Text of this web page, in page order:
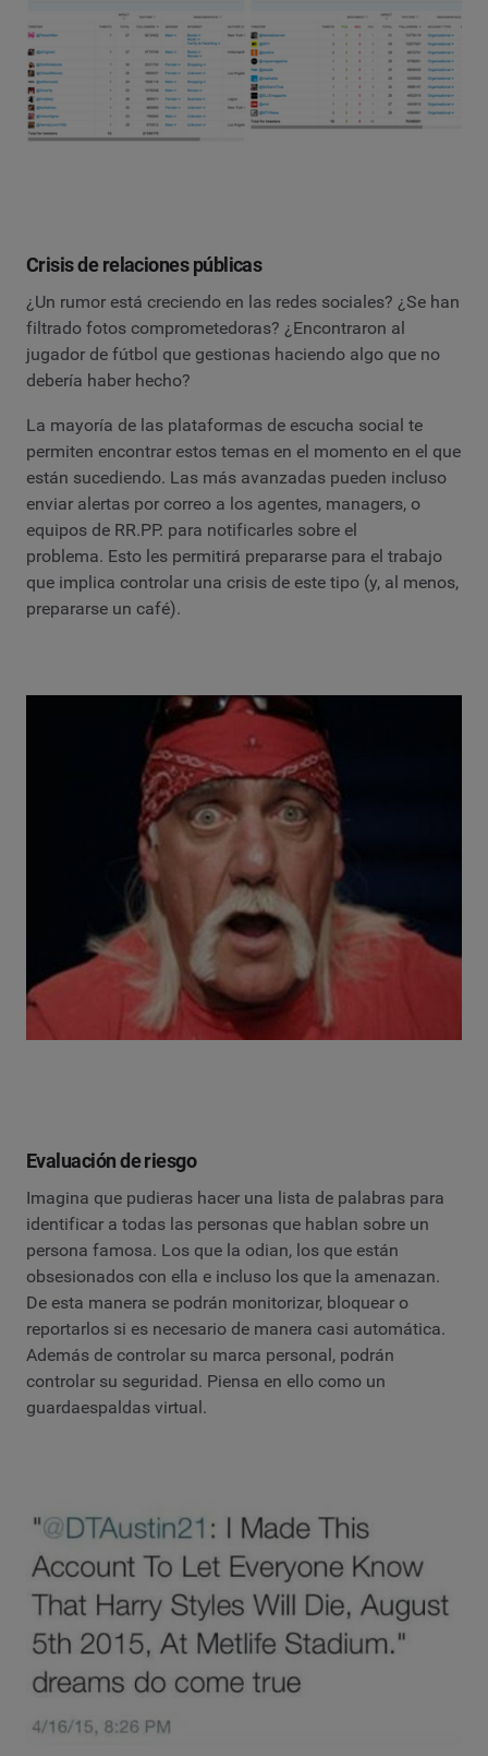
Crisis de relaciones públicas
¿Un rumor está creciendo en las redes sociales? ¿Se han
filtrado fotos comprometedoras? ¿Encontraron al
jugador de fútbol que gestionas haciendo algo que no
debería haber hecho?
La mayoría de las plataformas de escucha social te
permiten encontrar estos temas en el momento en el que
están sucediendo. Las más avanzadas pueden incluso
enviar alertas por correo a los agentes, managers, o
equipos de RR.PP. para notificarles sobre el
problema. Esto les permitirá prepararse para el trabajo
que implica controlar una crisis de este tipo (y, al menos,
prepararse un café).
Evaluación de riesgo
Imagina que pudieras hacer una lista de palabras para
identificar a todas las personas que hablan sobre un
persona famosa. Los que la odian, los que están
obsesionados con ella e incluso los que la amenazan.
De esta manera se podrán monitorizar, bloquear o
reportarlos si es necesario de manera casi automática.
Además de controlar su marca personal, podrán
controlar su seguridad. Piensa en ello como un
guardaespaldas virtual.